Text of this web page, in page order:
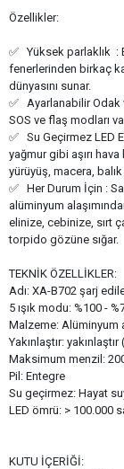
Özellikler:
✅ Yüksek parlaklık :
fenerlerinden birkaç
dünyasını sunar.
✅ Ayarlanabilir Odak
SOS ve flaş modları
✅ Su Geçirmez LED
yağmur gibi aşırı
yürüyüş, macera,
✅ Her Durum İçin :
alüminyum
elinize, cebinize, sırt
torpido gözüne sığar.
TEKNİK ÖZELLİKLER:
Adı: XA-B702 şarj
5 ışık modu: %100 -
Malzeme: Alüminyum
Yakınlaştır:
Maksimum menzil:
Pil: Entegre
Su geçirmez: Hayat
LED ömrü: > 100.000
KUTU İÇERİĞİ: